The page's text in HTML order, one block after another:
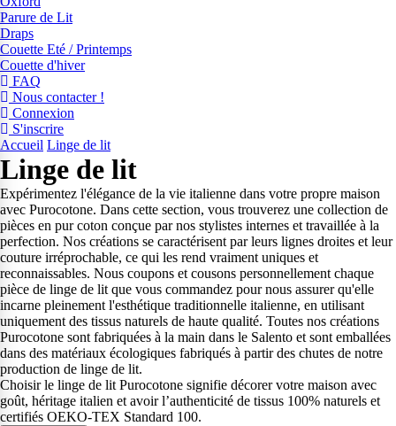
Parure de Lit
Draps
Couette Eté / Printemps
Couette d'hiver
FAQ
Nous contacter !
Connexion
S'inscrire
Accueil Linge de lit
Linge de lit
Expérimentez l'élégance de la vie italienne dans votre propre maison
avec Purocotone. Dans cette section, vous trouverez une collection de
pièces en pur coton conçue par nos stylistes internes et travaillée à la
perfection. Nos créations se caractérisent par leurs lignes droites et leur
couture irréprochable, ce qui les rend vraiment uniques et
reconnaissables. Nous coupons et cousons personnellement chaque
pièce de linge de lit que vous commandez pour nous assurer qu'elle
incarne pleinement l'esthétique traditionnelle italienne, en utilisant
uniquement des tissus naturels de haute qualité. Toutes nos créations
Purocotone sont fabriquées à la main dans le Salento et sont emballées
dans des matériaux écologiques fabriqués à partir des chutes de notre
production de linge de lit.
Choisir le linge de lit Purocotone signifie décorer votre maison avec
goût, héritage italien et avoir l’authenticité de tissus 100% naturels et
certifiés OEKO-TEX Standard 100.